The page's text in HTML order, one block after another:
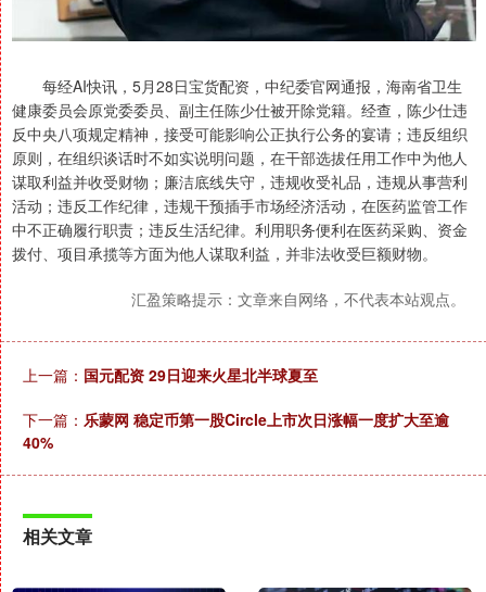
每经AI快讯，5月28日宝货配资，中纪委官网通报，海南省卫生
健康委员会原党委委员、副主任陈少仕被开除党籍。经查，陈少仕违
反中央八项规定精神，接受可能影响公正执行公务的宴请；违反组织
原则，在组织谈话时不如实说明问题，在干部选拔任用工作中为他人
谋取利益并收受财物；廉洁底线失守，违规收受礼品，违规从事营利
活动；违反工作纪律，违规干预插手市场经济活动，在医药监管工作
中不正确履行职责；违反生活纪律。利用职务便利在医药采购、资金
拨付、项目承揽等方面为他人谋取利益，并非法收受巨额财物。
汇盈策略提示：文章来自网络，不代表本站观点。
上一篇： 国元配资 29日迎来火星北半球夏至
下一篇： 乐蒙网 稳定币第一股Circle上市次日涨幅一度扩大至逾
40%
相关文章